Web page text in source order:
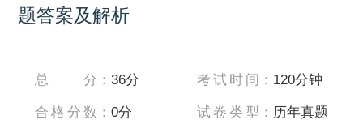
题答案及解析
总分 ：36分
合格分数 ：0分
考试时间 ： 120分钟
试卷类型 ： 历年真题